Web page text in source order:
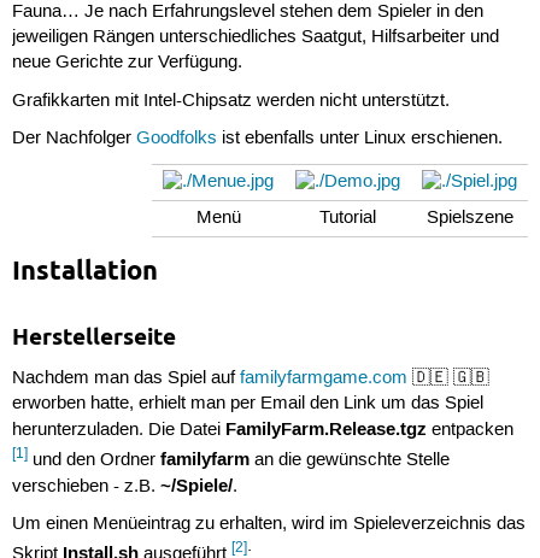
Fauna… Je nach Erfahrungslevel stehen dem Spieler in den
jeweiligen Rängen unterschiedliches Saatgut, Hilfsarbeiter und
neue Gerichte zur Verfügung.
Grafikkarten mit Intel-Chipsatz werden nicht unterstützt.
Der Nachfolger Goodfolks ist ebenfalls unter Linux erschienen.
Menü Tutorial Spielszene
Installation
Herstellerseite
Nachdem man das Spiel auffamilyfarmgame.com 🇩🇪 🇬🇧
erworben hatte, erhielt man per Email den Link um das Spiel
herunterzuladen. Die Datei FamilyFarm.Release.tgz entpacken
[1]und den Ordner familyfarman die gewünschte Stelle
verschieben - z.B. ~/Spiele/.
Um einen Menüeintrag zu erhalten, wird im Spieleverzeichnis das
Install.sh [2]